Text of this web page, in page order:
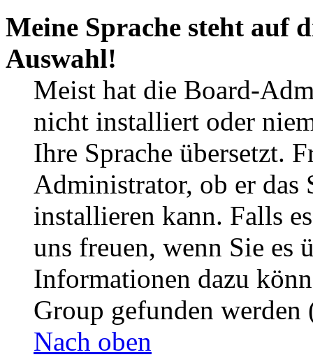
Meine Sprache steht auf
Auswahl!
Meist hat die Board-
nicht installiert oder
Ihre Sprache übersetzt.
Administrator, ob er das
installieren kann. Falls
uns freuen, wenn Sie es
Informationen dazu
Group gefunden
Nach oben